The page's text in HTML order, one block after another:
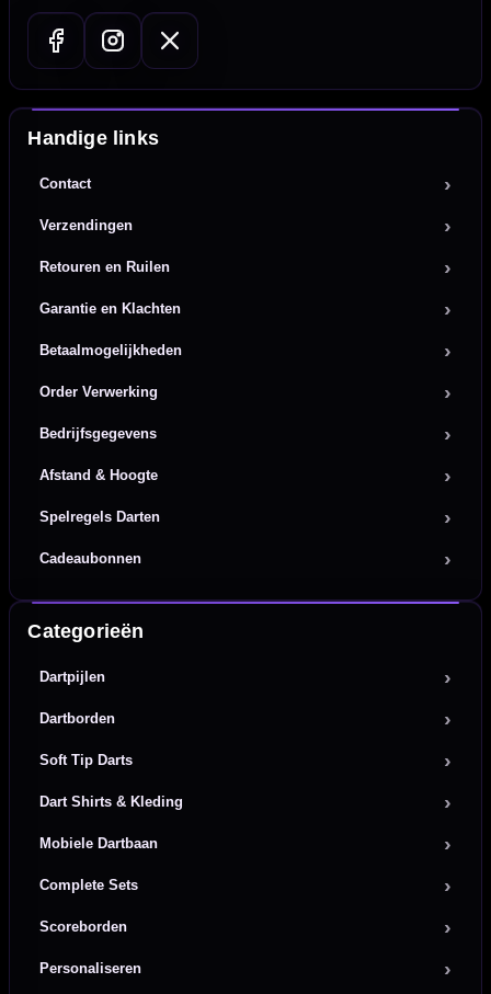
Handige links
Contact
Verzendingen
Retouren en Ruilen
Garantie en Klachten
Betaalmogelijkheden
Order Verwerking
Bedrijfsgegevens
Afstand & Hoogte
Spelregels Darten
Cadeaubonnen
Categorieën
Dartpijlen
Dartborden
Soft Tip Darts
Dart Shirts & Kleding
Mobiele Dartbaan
Complete Sets
Scoreborden
Personaliseren